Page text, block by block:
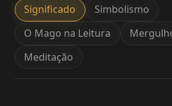
Significado
Simbolismo
O Mago na Leitura
Meditação